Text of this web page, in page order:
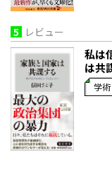
5 レビュー
私は
は共
学